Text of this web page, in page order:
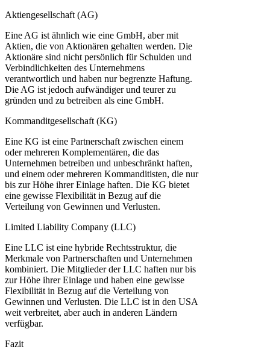
Aktiengesellschaft (AG)
Eine AG ist ähnlich wie eine GmbH, aber mit
Aktien, die von Aktionären gehalten werden. Die
Aktionäre sind nicht persönlich für Schulden und
Verbindlichkeiten des Unternehmens
verantwortlich und haben nur begrenzte Haftung.
Die AG ist jedoch aufwändiger und teurer zu
gründen und zu betreiben als eine GmbH.
Kommanditgesellschaft (KG)
Eine KG ist eine Partnerschaft zwischen einem
oder mehreren Komplementären, die das
Unternehmen betreiben und unbeschränkt haften,
und einem oder mehreren Kommanditisten, die nur
bis zur Höhe ihrer Einlage haften. Die KG bietet
eine gewisse Flexibilität in Bezug auf die
Verteilung von Gewinnen und Verlusten.
Limited Liability Company (LLC)
Eine LLC ist eine hybride Rechtsstruktur, die
Merkmale von Partnerschaften und Unternehmen
kombiniert. Die Mitglieder der LLC haften nur bis
zur Höhe ihrer Einlage und haben eine gewisse
Flexibilität in Bezug auf die Verteilung von
Gewinnen und Verlusten. Die LLC ist in den USA
weit verbreitet, aber auch in anderen Ländern
verfügbar.
Fazit